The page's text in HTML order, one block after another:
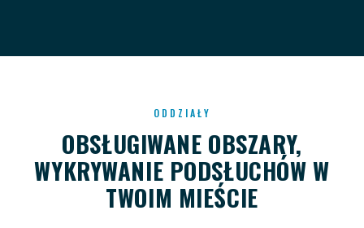
ODDZIAŁY
OBSŁUGIWANE OBSZARY,
WYKRYWANIE PODSŁUCHÓW W
TWOIM MIEŚCIE